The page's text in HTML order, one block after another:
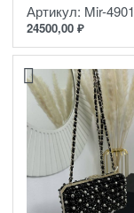
Артикул: Mir-4901
24500,00 ₽